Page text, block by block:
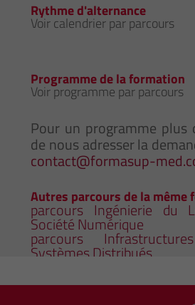
Rythme d'alternance
Voir calendrier par parcours
Programme de la formation
Voir programme par parcours
Pour un programme plus
de nous adresser la
contact@formasup-
Autres parcours de la même
parcours Ingénierie du
Société Numérique
parcours
Systèmes Distribués